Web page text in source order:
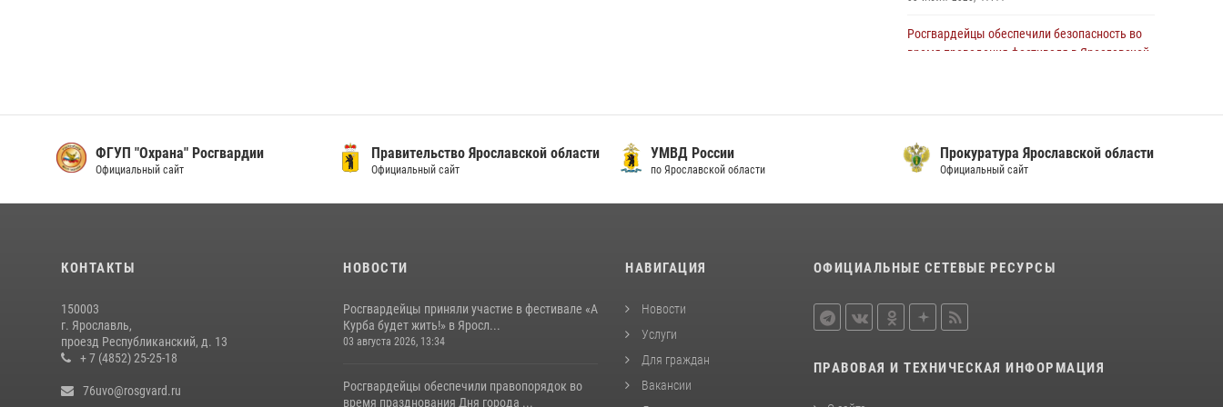
Росгвардейцы обеспечили безопасность во
время проведения фестиваля в Ярославской
ПРОШЕДШУЮ НЕДЕЛЮ СОВЕРШИЛИ БОЛЕЕ
400 ВЫЕЗДОВ ПО СИГНАЛАМ «ТРЕВОГА»
шествия
ЯРОСЛАВСКИЕ РОСГВАРДЕЙЦЫ ЗА
250 ВЫЕЗДОВ ПО СИГНАЛАМ «ТРЕВОГА»
ФГУП "Охрана" Росгвардии
Официальный сайт
Правительство Ярославской области
Официальный сайт
УМВД России
по Ярославской области
Прокуратура Ярославской области
Официальный сайт
КОНТАКТЫ
150003
г. Ярославль,
проезд Республиканский, д. 13
+ 7 (4852) 25-25-18
76uvo@rosgvard.ru
НОВОСТИ
Росгвардейцы приняли участие в фестивале «А
Курба будет жить!» в Яросл...
03 августа 2026, 13:34
Росгвардейцы обеспечили правопорядок во
время празднования Дня города ...
НАВИГАЦИЯ
Новости
Услуги
Для граждан
Вакансии
ОФИЦИАЛЬНЫЕ СЕТЕВЫЕ РЕСУРСЫ
ПРАВОВАЯ И ТЕХНИЧЕСКАЯ ИНФОРМАЦИЯ